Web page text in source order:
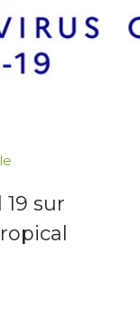
sur